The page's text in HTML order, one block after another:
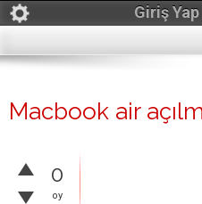
Giriş Yap
Macbook air
0
oy